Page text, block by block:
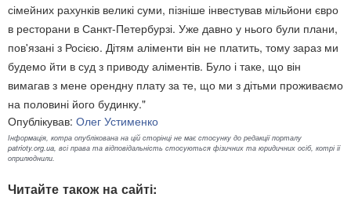
сімейних рахунків великі суми, пізніше інвестував мільйони євро
в ресторани в Санкт-Петербурзі. Уже давно у нього були плани,
пов'язані з Росією. Дітям аліменти він не платить, тому зараз ми
будемо йти в суд з приводу аліментів. Було і таке, що він
вимагав з мене орендну плату за те, що ми з дітьми проживаємо
на половині його будинку."
Опублікував: Олег Устименко
Інформація, котра опублікована на цій сторінці не має стосунку до редакції порталу
patrioty.org.ua, всі права та відповідальність стосуються фізичних та юридичних осіб, котрі її
оприлюднили.
Читайте також на сайті: